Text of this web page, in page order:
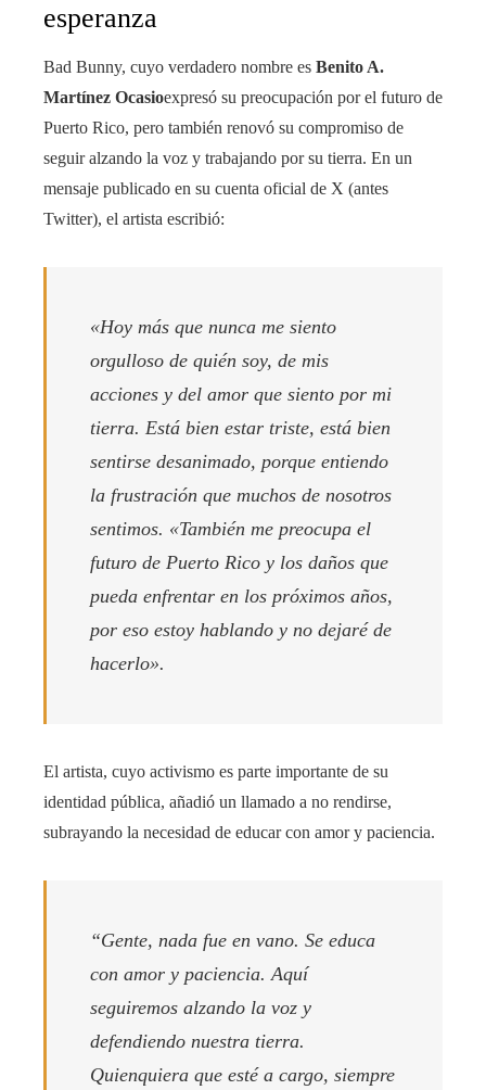
esperanza
Bad Bunny, cuyo verdadero nombre es Benito A.
Martínez Ocasioexpresó su preocupación por el futuro de
Puerto Rico, pero también renovó su compromiso de
seguir alzando la voz y trabajando por su tierra. En un
mensaje publicado en su cuenta oficial de X (antes
Twitter), el artista escribió:
«Hoy más que nunca me siento
orgulloso de quién soy, de mis
acciones y del amor que siento por mi
tierra. Está bien estar triste, está bien
sentirse desanimado, porque entiendo
la frustración que muchos de nosotros
sentimos. «También me preocupa el
futuro de Puerto Rico y los daños que
pueda enfrentar en los próximos años,
por eso estoy hablando y no dejaré de
hacerlo».
El artista, cuyo activismo es parte importante de su
identidad pública, añadió un llamado a no rendirse,
subrayando la necesidad de educar con amor y paciencia.
“Gente, nada fue en vano. Se educa
con amor y paciencia. Aquí
seguiremos alzando la voz y
defendiendo nuestra tierra.
Quienquiera que esté a cargo, siempre